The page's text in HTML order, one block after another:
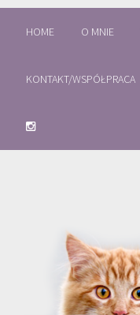
HOME O MNIE
KONTAKT/WSPÓŁPRACA